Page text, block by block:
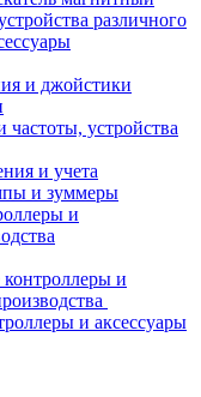
различного
и джойстики
частоты, устройства
и учета
и зуммеры
и
и
и аксессуары